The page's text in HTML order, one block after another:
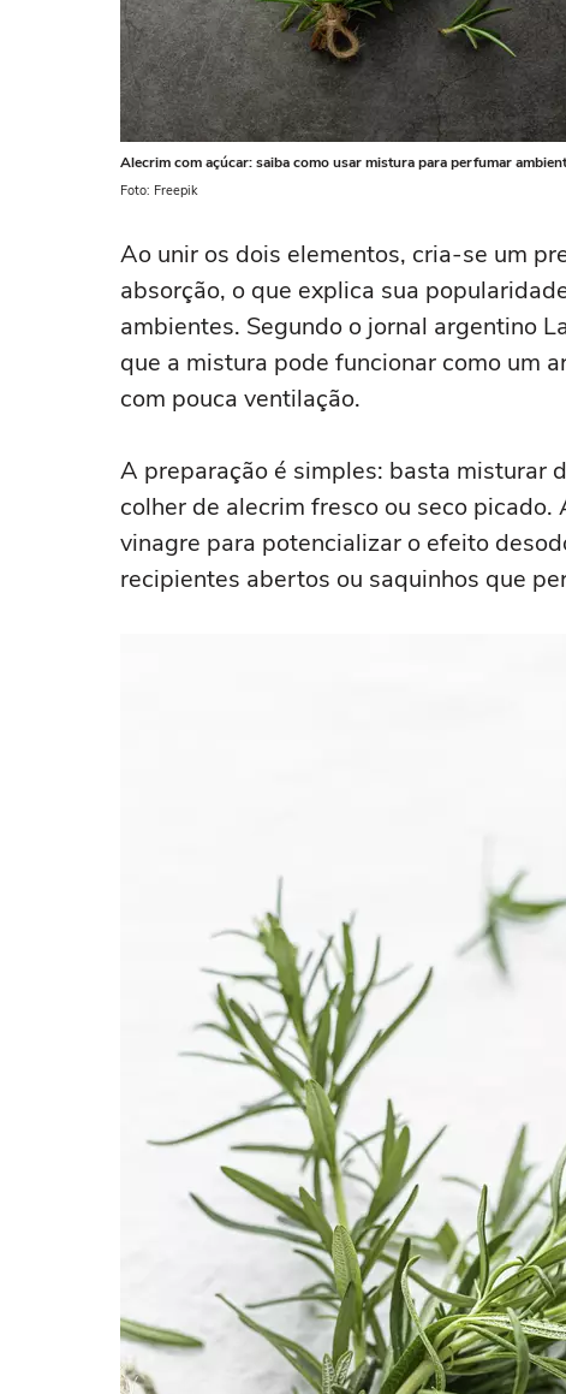
Alecrim com açúcar: saiba como usar mistura para perfumar
Foto: Freepik
Ao unir os dois elementos, cria-se um
absorção, o que explica sua
ambientes. Segundo o jornal argentino
que a mistura pode funcionar como um
com pouca ventilação.
A preparação é simples: basta misturar
colher de alecrim fresco ou seco
vinagre para potencializar o efeito
recipientes abertos ou saquinhos que